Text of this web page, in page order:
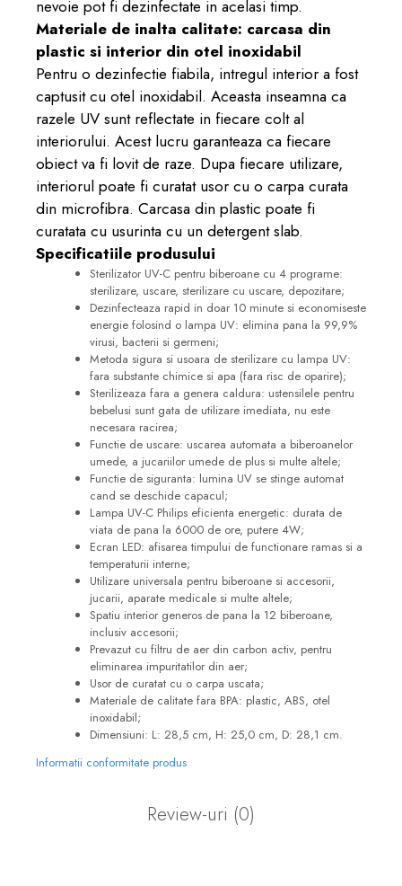
nevoie pot fi dezinfectate in acelasi timp.
Materiale de inalta calitate: carcasa din
plastic si interior din otel inoxidabil
Pentru o dezinfectie fiabila, intregul interior a fost
captusit cu otel inoxidabil. Aceasta inseamna ca
razele UV sunt reflectate in fiecare colt al
interiorului. Acest lucru garanteaza ca fiecare
obiect va fi lovit de raze. Dupa fiecare utilizare,
interiorul poate fi curatat usor cu o carpa curata
din microfibra. Carcasa din plastic poate fi
curatata cu usurinta cu un detergent slab.
Specificatiile produsului
Sterilizator UV-C pentru biberoane cu 4 programe:
sterilizare, uscare, sterilizare cu uscare, depozitare;
Dezinfecteaza rapid in doar 10 minute si economiseste
energie folosind o lampa UV: elimina pana la 99,9%
virusi, bacterii si germeni;
Metoda sigura si usoara de sterilizare cu lampa UV:
fara substante chimice si apa (fara risc de oparire);
Sterilizeaza fara a genera caldura: ustensilele pentru
bebelusi sunt gata de utilizare imediata, nu este
necesara racirea;
Functie de uscare: uscarea automata a biberoanelor
umede, a jucariilor umede de plus si multe altele;
Functie de siguranta: lumina UV se stinge automat
cand se deschide capacul;
Lampa UV-C Philips eficienta energetic: durata de
viata de pana la 6000 de ore, putere 4W;
Ecran LED: afisarea timpului de functionare ramas si a
temperaturii interne;
Utilizare universala pentru biberoane si accesorii,
jucarii, aparate medicale si multe altele;
Spatiu interior generos de pana la 12 biberoane,
inclusiv accesorii;
Prevazut cu filtru de aer din carbon activ, pentru
eliminarea impuritatilor din aer;
Usor de curatat cu o carpa uscata;
Materiale de calitate fara BPA: plastic, ABS, otel
inoxidabil;
Dimensiuni: L: 28,5 cm, H: 25,0 cm, D: 28,1 cm.
Informatii conformitate produs
Review-uri (0)